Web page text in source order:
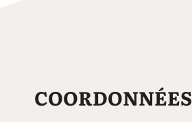
COORDONNÉES